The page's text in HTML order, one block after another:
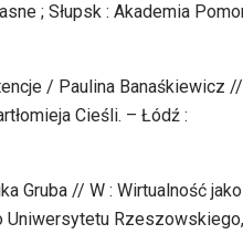
; Słupsk : Akademia
/ Paulina Banaśkiewicz //
Cieśli. – Łódź :
Gruba // W : Wirtualność jako
Uniwersytetu Rzeszowskiego,